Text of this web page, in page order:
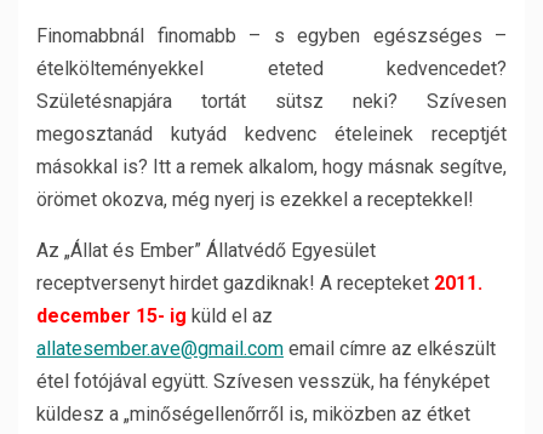
Finomabbnál finomabb – s egyben egészséges –
ételkölteményekkel eteted kedvencedet?
Születésnapjára tortát sütsz neki? Szívesen
megosztanád kutyád kedvenc ételeinek receptjét
másokkal is? Itt a remek alkalom, hogy másnak segítve,
örömet okozva, még nyerj is ezekkel a receptekkel!
Az „Állat és Ember” Állatvédő Egyesület
receptversenyt hirdet gazdiknak! A recepteket 2011.
december 15- ig küld el az
allatesember.ave@gmail.com email címre az elkészült
étel fotójával együtt. Szívesen vesszük, ha fényképet
küldesz a „minőségellenőrről is, miközben az étket